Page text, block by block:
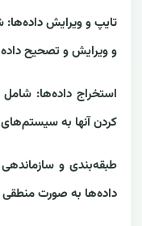
تایپ و ویرایش داده‌ها:
و ویرایش و تصحیح
استخراج داده‌ها: شامل
کردن آنها به
طبقه‌بندی و
داده‌ها به صورت